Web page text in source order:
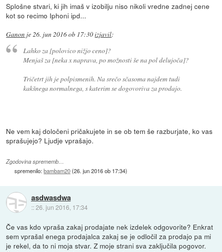
Splošne stvari, ki jih imaš v izobilju niso nikoli vredne zadnej cene
kot so recimo Iphoni ipd...
Ganon je26. jun 2016 ob 17:30izjavil:
Lahko za [polovico nižjo ceno]?
Menjaš za [neka x naprava, po možnosti še na pol delujoča]?
Tričetrt jih je polpismenih. Na srečo sčasoma najdem tudi
kakšnega normalnega, s katerim se dogovoriva za prodajo.
Ne vem kaj določeni pričakujete in se ob tem še razburjate, ko vas
sprašujejo? Ljudje vprašajo.
Zgodovina sprememb…
spremenilo:bambam20(26. jun 2016 ob 17:34)
asdwasdwa
::26. jun 2016, 17:34
Če vas kdo vpraša zakaj prodajate nek izdelek odgovorite? Enkrat
sem vprašal enega prodajalca zakaj se je odločil za prodajo pa mi
je rekel, da to ni moja stvar. Z moje strani sva zaključila pogovor.